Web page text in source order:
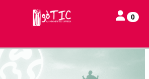
Toggle
0